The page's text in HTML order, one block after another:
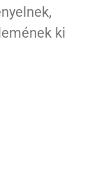
ki